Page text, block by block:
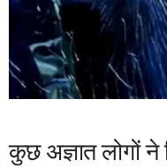
कुछ अज्ञात लोगों ने